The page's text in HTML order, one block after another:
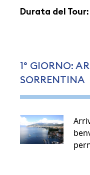
Durata del
1° GIORNO:
SORRENTINA